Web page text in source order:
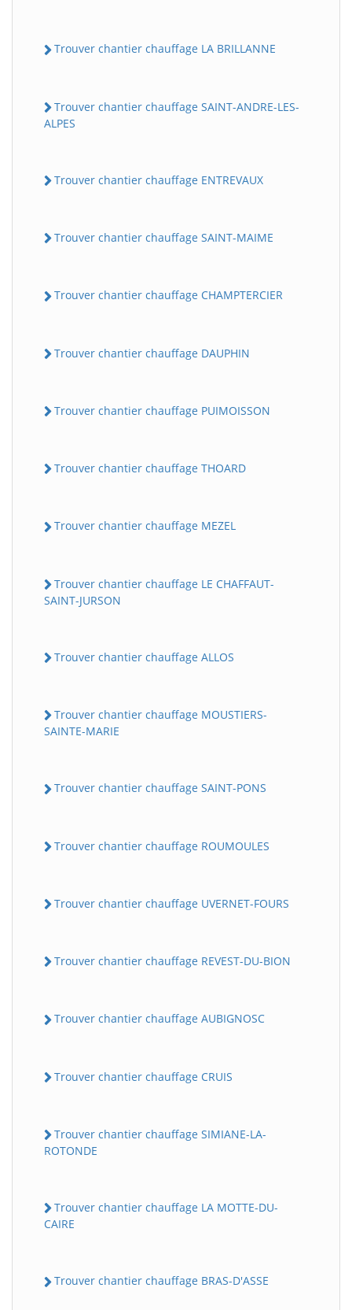
Trouver chantier chauffage LA BRILLANNE
Trouver chantier chauffage SAINT-ANDRE-LES-
ALPES
Trouver chantier chauffage ENTREVAUX
Trouver chantier chauffage SAINT-MAIME
Trouver chantier chauffage CHAMPTERCIER
Trouver chantier chauffage DAUPHIN
Trouver chantier chauffage PUIMOISSON
Trouver chantier chauffage THOARD
Trouver chantier chauffage MEZEL
Trouver chantier chauffage LE CHAFFAUT-
SAINT-JURSON
Trouver chantier chauffage ALLOS
Trouver chantier chauffage MOUSTIERS-
SAINTE-MARIE
Trouver chantier chauffage SAINT-PONS
Trouver chantier chauffage ROUMOULES
Trouver chantier chauffage UVERNET-FOURS
Trouver chantier chauffage REVEST-DU-BION
Trouver chantier chauffage AUBIGNOSC
Trouver chantier chauffage CRUIS
Trouver chantier chauffage SIMIANE-LA-
ROTONDE
Trouver chantier chauffage LA MOTTE-DU-
CAIRE
Trouver chantier chauffage BRAS-D'ASSE